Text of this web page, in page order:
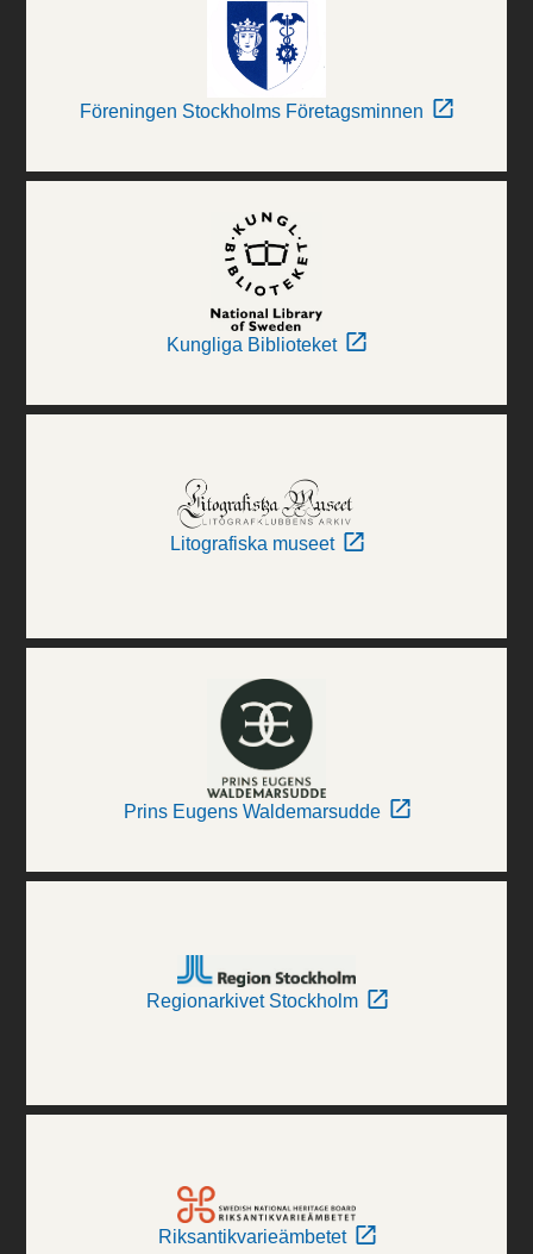
Föreningen Stockholms Företagsminnen
Kungliga Biblioteket
Litografiska museet
Prins Eugens Waldemarsudde
Regionarkivet Stockholm
Riksantikvarieämbetet